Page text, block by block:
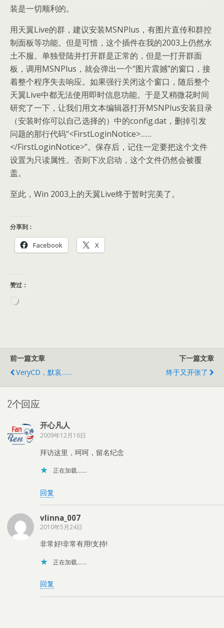
装是一切顺利的。
用天翼Live的群，建议安装MSNPlus，有图片直传和群控
制面板等功能。但是可惜，这个插件在我的2003上仍然水
土不服。单独登陆并打开群是正常的，但是一打开群面
板，调用MSNPlus，就会弹出一个“图片震撼”的窗口，接
着整个程序失去响应。如果强行关闭这个窗口，随后整个
天翼Live中都无法使用即时信息功能。于是又稍微花时间
研究了一下，让我们用文本编辑器打开MSNPlus安装目录
（安装时你可以自己选择的）中的config.dat，删掉引发
问题的那行代码“<FirstLoginNotice>……
</FirstLoginNotice>”。保存后，记住一定要把这个文件
设置为只读属性。否则下次启动，这个文件仍然会被覆
盖。
至此，Win 2003上的天翼Live终于暂时完美了。
分享到：
Facebook X
赞过：
正
前一篇文章
VeryCD，默哀……
下一篇文章
终于又开张了
2个回应
开心凡人
2009年12月16日
拜访这里，呵呵，留名纪念
正在加载……
回复
vlinna_007
2010年5月24日
非常好!非常有用!支持!
正在加载……
回复